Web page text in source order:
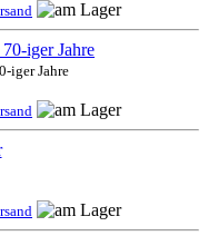
iger Jahre